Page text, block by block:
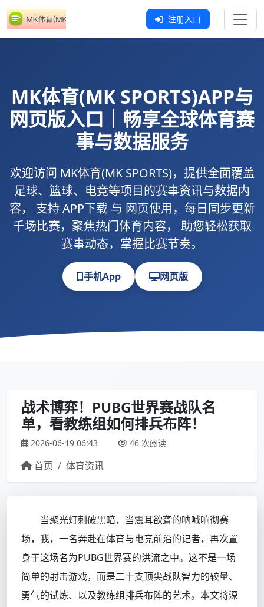
注册入口
MK体育(MK SPORTS)APP与
网页版入口｜畅享全球体育赛
事与数据服务
欢迎访问 MK体育(MK SPORTS)，提供全面覆盖
足球、篮球、电竞等项目的赛事资讯与数据内
容， 支持APP下载与 网页使用，每日同步更新
千场比赛，聚焦热门体育内容， 助您轻松获取
赛事动态，掌握比赛节奏。
手机App 网页版
战术博弈！PUBG世界赛战队名
单，看教练组如何排兵布阵！
2026-06-19 06:43 46 次阅读
首页 / 体育资讯
当聚光灯刺破黑暗，当震耳欲聋的呐喊响彻赛
场，我，一名奔赴在体育与电竞前沿的记者，再次置
身于这场名为PUBG世界赛的洪流之中。这不是一场
简单的射击游戏，而是二十支顶尖战队智力的较量、
勇气的试炼、以及教练组排兵布阵的艺术。本文将深